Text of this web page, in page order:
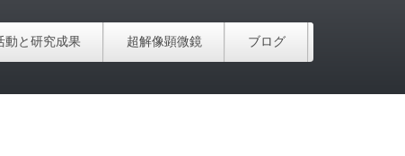
動と研究成果 超解像顕微鏡 ブログ